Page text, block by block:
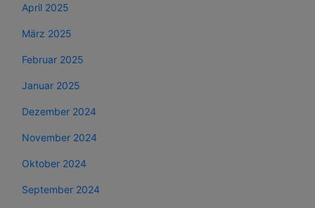
April 2025
März 2025
Februar 2025
Januar 2025
Dezember 2024
November 2024
Oktober 2024
September 2024